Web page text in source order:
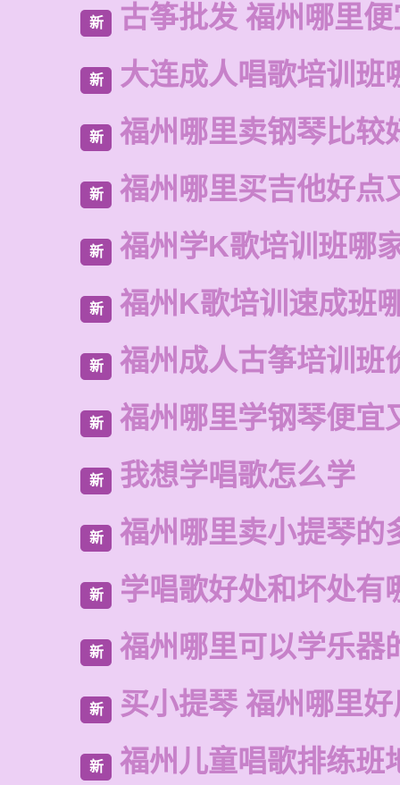
新 古筝批发 福州哪里
新 大连成人唱歌培训班
新 福州哪里卖钢琴比较
新 福州哪里买吉他好点
新 福州学K歌培训班哪
新 福州K歌培训速成班
新 福州成人古筝培训班
新 福州哪里学钢琴便宜
新 我想学唱歌怎么学
新 福州哪里卖小提琴的
新 学唱歌好处和坏处有
新 福州哪里可以学乐器
新 买小提琴 福州哪里
新 福州儿童唱歌排练班